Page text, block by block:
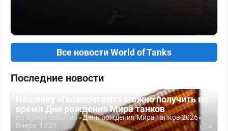
Все новости World of Tanks
Последние новости
Нашивку «Главпочтамт» можно получить во
время Дня рождения Мира танков
Во время события «День рождения Мира танков 2026»...
Вчера, 13:29
4